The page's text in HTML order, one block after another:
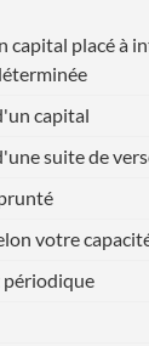
capital placé à
capital
suite de
votre
périodique